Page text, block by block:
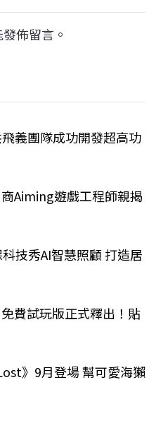
佈留言。
義團隊成功開發超高功
Aiming遊戲工程師親揭
技秀AI智慧照顧 打造居
費試玩版正式釋出！貼
》9月登場 幫可愛海獺